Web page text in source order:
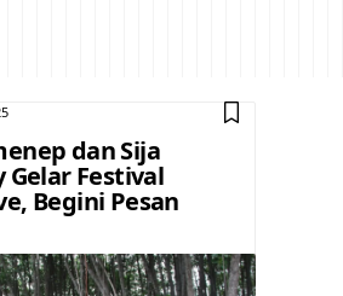
dan Sija
Festival
Begini Pesan